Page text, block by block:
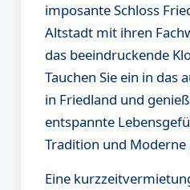
imposante Schloss
Altstadt mit ihren
das beeindruckende
Tauchen Sie ein in das
in Friedland und
entspannte
Tradition und
Eine